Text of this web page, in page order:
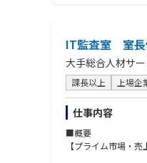
新たな事業成長に向
想定求人のマーケ
求人票への落とし込
フィットする人材
FP&A、内部統制、
■コミュニケーショ
社員同士のコミュ
・自ら課題を見つけ
IT監査室 室長
大手総合人材サ
課長以上 上場企
仕事内容
■概要
【プライム市場・